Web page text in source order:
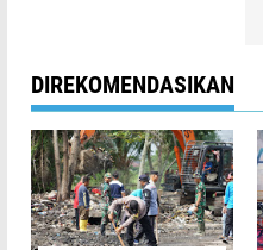
DIREKOMENDASIKAN